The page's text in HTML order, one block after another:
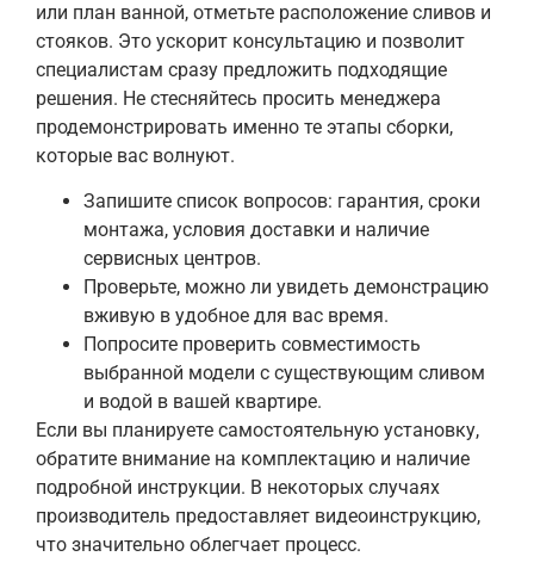
или план ванной, отметьте расположение сливов и
стояков. Это ускорит консультацию и позволит
специалистам сразу предложить подходящие
решения. Не стесняйтесь просить менеджера
продемонстрировать именно те этапы сборки,
которые вас волнуют.
Запишите список вопросов: гарантия, сроки
монтажа, условия доставки и наличие
сервисных центров.
Проверьте, можно ли увидеть демонстрацию
вживую в удобное для вас время.
Попросите проверить совместимость
выбранной модели с существующим сливом
и водой в вашей квартире.
Если вы планируете самостоятельную установку,
обратите внимание на комплектацию и наличие
подробной инструкции. В некоторых случаях
производитель предоставляет видеоинструкцию,
что значительно облегчает процесс.